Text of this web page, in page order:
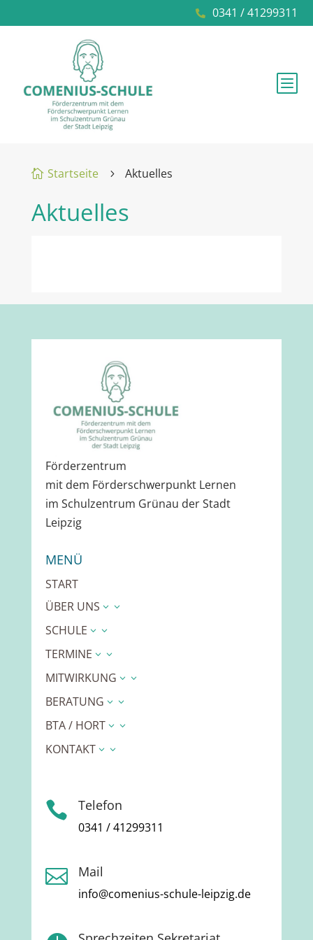
 0341 / 41299311
b
 Startseite 5 Aktuelles
Aktuelles
Förderzentrum
mit dem Förderschwerpunkt Lernen
im Schulzentrum Grünau der Stadt
Leipzig
MENÜ
START
ÜBER UNS
3
SCHULE 3
TERMINE 3
MITWIRKUNG 3
BERATUNG 3
BTA / HORT 3
KONTAKT 3
 Telefon
0341 / 41299311
 Mail
info@comenius-schule-leipzig.de